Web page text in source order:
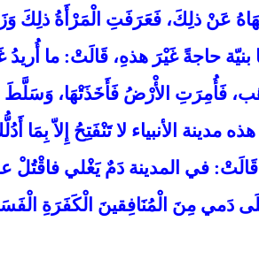
عَنْ ذلِكَ، فَعَرَفَتِ الْمَرْأَةُ ذلِكَ
حاجةً غَيْرَ هذهِ، قَالَتْ: ما أُريدُ
فَأُمِرَتِ الأْرْضُ فَأَخَذَتْهَا، وَسَلَّطَ
الأنبياء لا تَنْفَتِحُ إِلاّ بِمَا
في المدينة دَمٌ يَغْلي فاقْتُلْ
دَمي مِنَ الْمُنَافِقينَ الْكَفَرَةِ